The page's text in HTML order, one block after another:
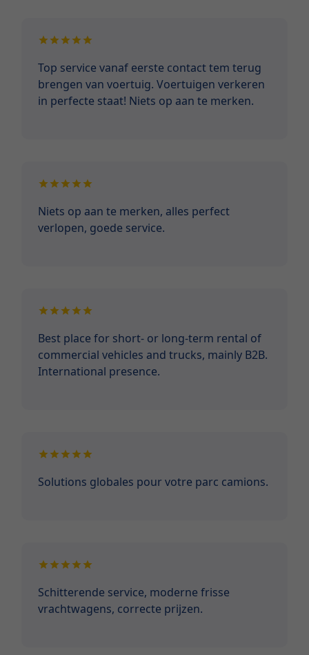
Top service vanaf eerste contact tem terug
brengen van voertuig. Voertuigen verkeren
in perfecte staat! Niets op aan te merken.
Niets op aan te merken, alles perfect
verlopen, goede service.
Best place for short- or long-term rental of
commercial vehicles and trucks, mainly B2B.
International presence.
Solutions globales pour votre parc camions.
Schitterende service, moderne frisse
vrachtwagens, correcte prijzen.